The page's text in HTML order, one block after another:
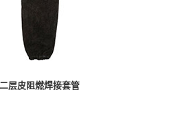
二层皮阻燃焊接套管